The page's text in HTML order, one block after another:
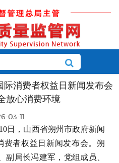
际消费者权益日新闻发布会
放心消费环境
03-11
日，山西省朔州市政府新闻
费者权益日新闻发布会。朔
副局长冯建军，党组成员、